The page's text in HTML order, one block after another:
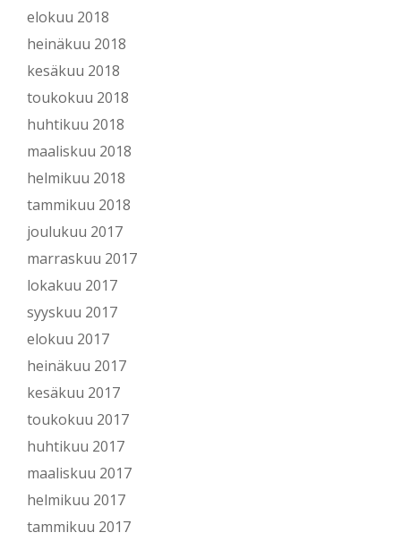
elokuu 2018
heinäkuu 2018
kesäkuu 2018
toukokuu 2018
huhtikuu 2018
maaliskuu 2018
helmikuu 2018
tammikuu 2018
joulukuu 2017
marraskuu 2017
lokakuu 2017
syyskuu 2017
elokuu 2017
heinäkuu 2017
kesäkuu 2017
toukokuu 2017
huhtikuu 2017
maaliskuu 2017
helmikuu 2017
tammikuu 2017